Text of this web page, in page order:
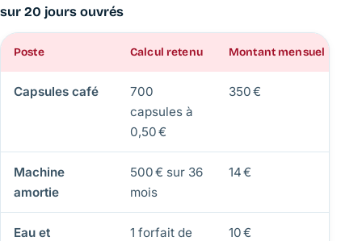
sur 20 jours ouvrés
Poste Calcul retenu Montant mensuel
Capsules café
700
capsules à
0,50 €
350 €
Machine
amortie
500 € sur 36
mois
14 €
Eau et
1 forfait de
10 €